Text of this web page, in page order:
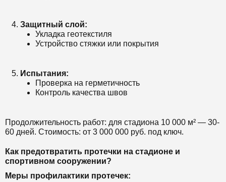
Защитный слой:
Укладка геотекстиля
Устройство стяжки или покрытия
Испытания:
Проверка на герметичность
Контроль качества швов
Продолжительность работ: для стадиона 10 000 м² — 30-
60 дней. Стоимость: от 3 000 000 руб. под ключ.
Как предотвратить протечки на стадионе и
спортивном сооружении?
Меры профилактики протечек: